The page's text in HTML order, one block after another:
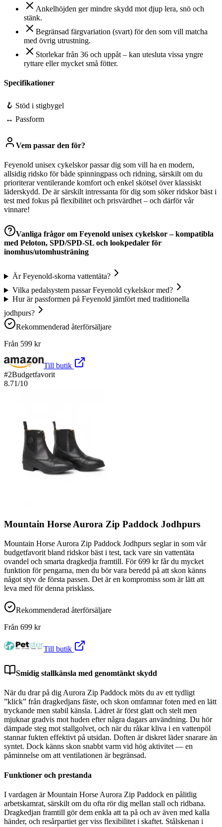
Ankelhöjden ger mindre skydd mot djup lera, snö och
stänk.
Begränsad färgvariation (svart) för den som vill matcha
med övrig utrustning.
Storlekar från 36 och uppåt – kan utesluta vissa yngre
ryttare eller mycket små fötter.
Specifikationer
🪝 Stöd i stigbygel
↔ Passform
Vem passar den för?
Feyenold unisex cykelskor passar dig som vill ha en modern,
allsidig ridsko för både spinningpass och ridning, särskilt om du
prioriterar ventilerande komfort och enkel skötsel över klassiskt
läderskydd. De är särskilt intressanta för dig som söker ridskor bäst i
test med fokus på flexibilitet och prisvärdhet – och därför vår
vinnare!
Vanliga frågor om Feyenold unisex cykelskor – kompatibla
med Peloton, SPD/SPD-SL och lookpedaler för
inomhus/utomhusträning
Är Feyenold-skorna vattentäta?
Vilka pedalsystem passar Feyenold cykelskor med?
Hur är passformen på Feyenold jämfört med traditionella
jodhpurs?
Rekommenderad återförsäljare
Från 599 kr
Till butik
#2Budgetfavorit
8.71/10
Mountain Horse Aurora Zip Paddock Jodhpurs
Mountain Horse Aurora Zip Paddock Jodhpurs seglar in som vår
budgetfavorit bland ridskor bäst i test, tack vare sin vattentäta
ovandel och smarta dragkedja framtill. För 699 kr får du mycket
funktion för pengarna, men du bör vara beredd på att skon känns
något styv de första passen. Det är en kompromiss som är lätt att
leva med för denna prisklass.
Rekommenderad återförsäljare
Från 699 kr
Till butik
Smidig stallkänsla med genomtänkt skydd
När du drar på dig Aurora Zip Paddock möts du av ett tydligt
”klick” från dragkedjans fäste, och skon omfamnar foten med en lätt
tryckande men stabil känsla. Lädret är först glatt och stelt men
mjuknar gradvis mot huden efter några dagars användning. Du hör
dämpade steg mot stallgolvet, och när du råkar kliva i en vattenpöl
stannar fukten effektivt på utsidan. Doften är diskret läder snarare än
syntet. Dock känns skon snabbt varm vid hög aktivitet — en
påminnelse om att ventilationen är begränsad.
Funktioner och prestanda
I vardagen är Mountain Horse Aurora Zip Paddock en pålitlig
arbetskamrat, särskilt om du ofta rör dig mellan stall och ridbana.
Dragkedjan framtill gör dem enkla att ta på och av även med kalla
händer, och resårpartiet ger viss flexibilitet i skaftet. Stålskenan i